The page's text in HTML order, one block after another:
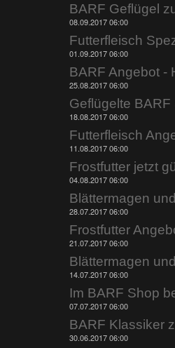
BARF Geflügel
08.09.2017 06:00
01.09.2017 06:00
BARF Angebot -
25.08.2017 06:00
18.08.2017 06:00
11.08.2017 06:00
Frostfutter jetzt
04.08.2017 06:00
28.07.2017 06:00
21.07.2017 06:00
Blättermagen
14.07.2017 06:00
Im BARF Shop
07.07.2017 06:00
30.06.2017 06:00